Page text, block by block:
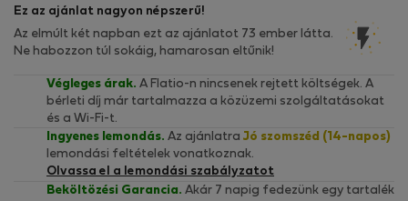
Ez az ajánlat nagyon népszerű!
Az elmúlt két napban ezt az ajánlatot 73 ember látta.
Ne habozzon túl sokáig, hamarosan eltűnik!
Végleges árak. A Flatio-n nincsenek rejtett költségek. A
bérleti díj már tartalmazza a közüzemi szolgáltatásokat
és a Wi-Fi-t.
Ingyenes lemondás. Az ajánlatra Jó szomszéd (14-napos)
lemondási feltételek vonatkoznak.
Olvassa el a lemondási szabályzatot
Beköltözési Garancia. Akár 7 napig fedezünk egy tartalék